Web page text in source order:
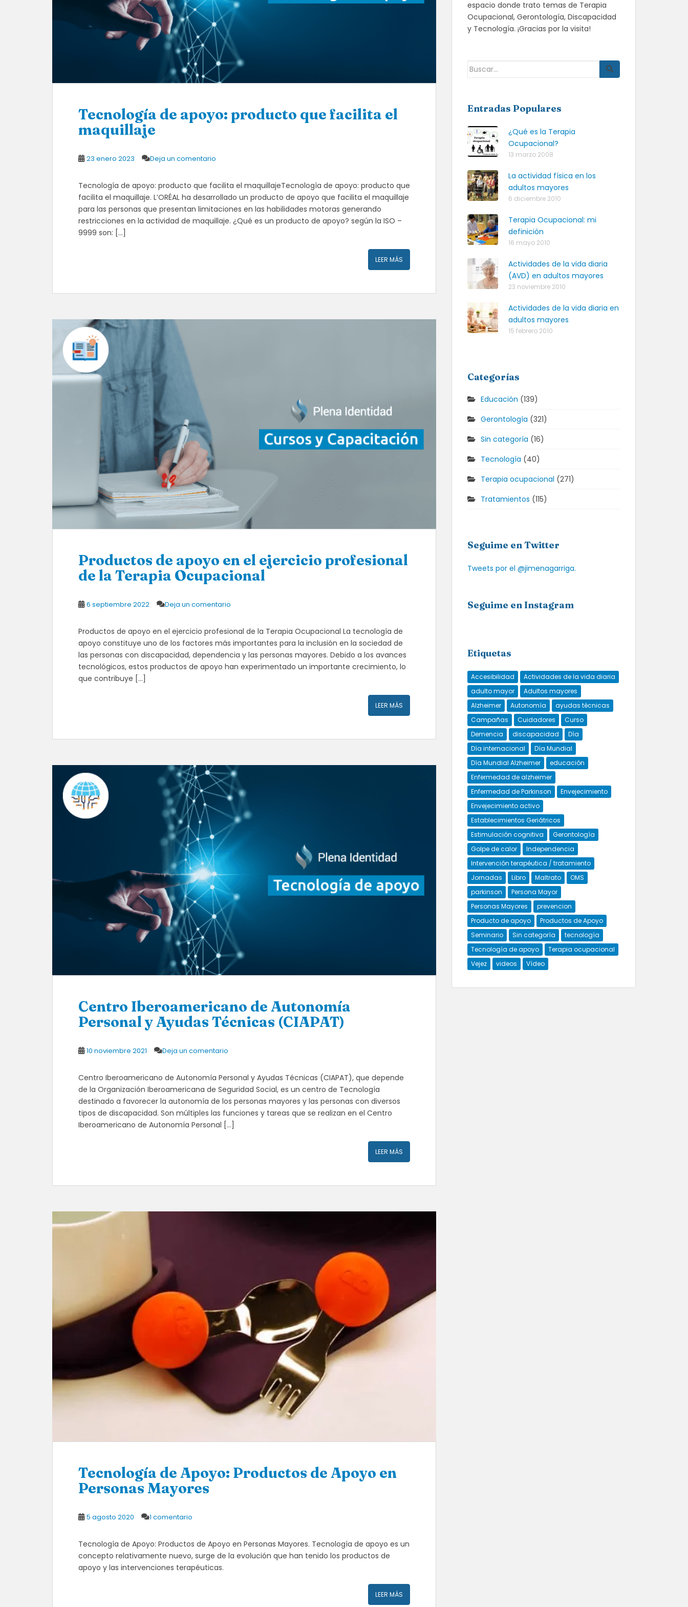
Tecnología de apoyo: producto que facilita el
maquillaje
23 enero 2023 Deja un comentario
Tecnología de apoyo: producto que facilita el maquillajeTecnología de apoyo: producto que
facilita el maquillaje. L’ORÉAL ha desarrollado un producto de apoyo que facilita el maquillaje
para las personas que presentan limitaciones en las habilidades motoras generando
restricciones en la actividad de maquillaje. ¿Qué es un producto de apoyo? según la ISO –
9999 son: […]
LEER MÁS
Productos de apoyo en el ejercicio profesional
de la Terapia Ocupacional
6 septiembre 2022 Deja un comentario
Productos de apoyo en el ejercicio profesional de la Terapia Ocupacional La tecnología de
apoyo constituye uno de los factores más importantes para la inclusión en la sociedad de
las personas con discapacidad, dependencia y las personas mayores. Debido a los avances
tecnológicos, estos productos de apoyo han experimentado un importante crecimiento, lo
que contribuye […]
LEER MÁS
Centro Iberoamericano de Autonomía
Personal y Ayudas Técnicas (CIAPAT)
10 noviembre 2021 Deja un comentario
Centro Iberoamericano de Autonomía Personal y Ayudas Técnicas (CIAPAT), que depende
de la Organización Iberoamericana de Seguridad Social, es un centro de Tecnología
destinado a favorecer la autonomía de los personas mayores y las personas con diversos
tipos de discapacidad. Son múltiples las funciones y tareas que se realizan en el Centro
Iberoamericano de Autonomía Personal […]
LEER MÁS
Tecnología de Apoyo: Productos de Apoyo en
Personas Mayores
5 agosto 2020 1 comentario
Tecnología de Apoyo: Productos de Apoyo en Personas Mayores. Tecnología de apoyo es un
concepto relativamente nuevo, surge de la evolución que han tenido los productos de
apoyo y las intervenciones terapéuticas.
LEER MÁS
espacio donde trato temas de Terapia
Ocupacional, Gerontología, Discapacidad
y Tecnología. ¡Gracias por la visita!
Buscar:
Entradas Populares
¿Qué es la Terapia
Ocupacional?
13 marzo 2008
La actividad física en los
adultos mayores
6 diciembre 2010
Terapia Ocupacional: mi
definición
16 mayo 2010
Actividades de la vida diaria
(AVD) en adultos mayores
23 noviembre 2010
Actividades de la vida diaria en
adultos mayores
15 febrero 2010
Categorías
Educación (139)
Gerontología (321)
Sin categoría (16)
Tecnología (40)
Terapia ocupacional (271)
Tratamientos (115)
Seguime en Twitter
Tweets por el @jimenagarriga.
Seguime en Instagram
Etiquetas
Accesibilidad
Actividades de la vida diaria
adulto mayor
Adultos mayores
Alzheimer
Autonomía
ayudas técnicas
Campañas
Cuidadores
Curso
Demencia
discapacidad
Día
Día internacional
Día Mundial
Día Mundial Alzheimer
educación
Enfermedad de alzheimer
Enfermedad de Parkinson
Envejecimiento
Envejecimiento activo
Establecimientos Geriátricos
Estimulación cognitiva
Gerontología
Golpe de calor
Independencia
Intervención terapéutica / tratamiento
Jornadas
Libro Maltrato
OMS
parkinson
Persona Mayor
Personas Mayores
prevencion
Producto de apoyo
Productos de Apoyo
Seminario
Sin categoría
tecnología
Tecnología de apoyo
Terapia ocupacional
Vejez
videos Vídeo